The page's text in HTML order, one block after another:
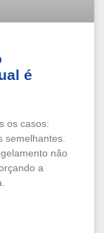
é
os casos:
semelhantes.
não
a